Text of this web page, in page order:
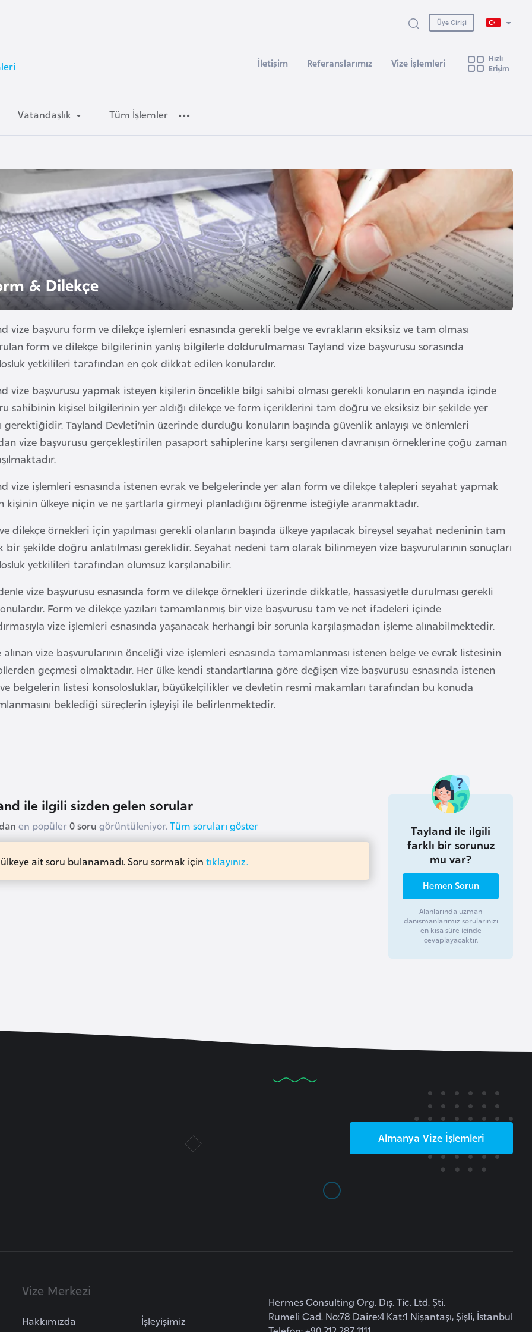
Üye Girişi
İletişim Referanslarımız Vize İşlemleri
Hızlı
Erişim
Vatandaşlık Tüm İşlemler
& Dilekçe
vize başvuru form ve dilekçe işlemleri esnasında gerekli belge ve evrakların eksiksiz ve tam olması
form ve dilekçe bilgilerinin yanlış bilgilerle doldurulmaması Tayland vize başvurusu sorasında
yetkilileri tarafından en çok dikkat edilen konulardır.
vize başvurusu yapmak isteyen kişilerin öncelikle bilgi sahibi olması gerekli konuların en naşında içinde
sahibinin kişisel bilgilerinin yer aldığı dilekçe ve form içeriklerini tam doğru ve eksiksiz bir şekilde yer
gerektiğidir. Tayland Devleti’nin üzerinde durduğu konuların başında güvenlik anlayışı ve önlemleri
vize başvurusu gerçekleştirilen pasaport sahiplerine karşı sergilenen davranışın örneklerine çoğu zaman
vize işlemleri esnasında istenen evrak ve belgelerinde yer alan form ve dilekçe talepleri seyahat yapmak
kişinin ülkeye niçin ve ne şartlarla girmeyi planladığını öğrenme isteğiyle aranmaktadır.
dilekçe örnekleri için yapılması gerekli olanların başında ülkeye yapılacak bireysel seyahat nedeninin tam
bir şekilde doğru anlatılması gereklidir. Seyahat nedeni tam olarak bilinmeyen vize başvurularının sonuçları
yetkilileri tarafından olumsuz karşılanabilir.
vize başvurusu esnasında form ve dilekçe örnekleri üzerinde dikkatle, hassasiyetle durulması gerekli
Form ve dilekçe yazıları tamamlanmış bir vize başvurusu tam ve net ifadeleri içinde
vize işlemleri esnasında yaşanacak herhangi bir sorunla karşılaşmadan işleme alınabilmektedir.
alınan vize başvurularının önceliği vize işlemleri esnasında tamamlanması istenen belge ve evrak listesinin
geçmesi olmaktadır. Her ülke kendi standartlarına göre değişen vize başvurusu esnasında istenen
belgelerin listesi konsolosluklar, büyükelçilikler ve devletin resmi makamları tarafından bu konuda
beklediği süreçlerin işleyişi ile belirlenmektedir.
ile ilgili sizden gelen sorular
en popüler0 soru görüntüleniyor. Tüm soruları göster
ait soru bulanamadı. Soru sormak için tıklayınız.
Tayland ile ilgili
farklı bir sorunuz
mu var?
Hemen Sorun
Alanlarında uzman
danışmanlarımız sorularınızı
en kısa süre içinde
cevaplayacaktır.
Almanya Vize İşlemleri
Vize Merkezi
Hakkımızda İşleyişimiz
Hermes Consulting Org. Dış. Tic. Ltd. Şti.
Rumeli Cad. No:78 Daire:4 Kat:1 Nişantaşı, Şişli, İstanbul